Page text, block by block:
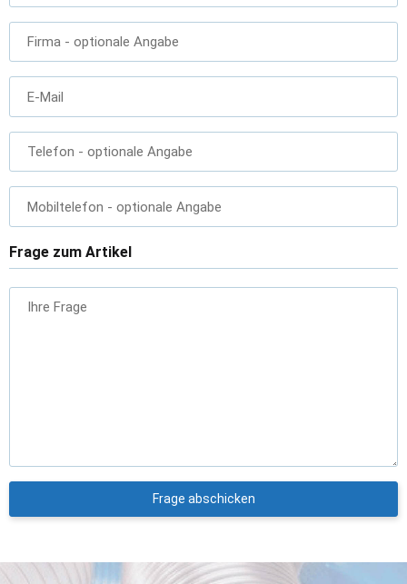
Firma - optionale Angabe
E-Mail
Telefon - optionale Angabe
Mobiltelefon - optionale Angabe
Frage zum Artikel
Ihre Frage
Frage abschicken